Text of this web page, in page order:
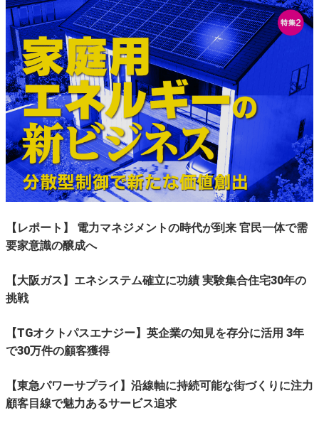
【レポート】 電力マネジメントの時代が到来 官民一体で需
要家意識の醸成へ
【大阪ガス】エネシステム確立に功績 実験集合住宅30年の
挑戦
【TGオクトパスエナジー】英企業の知見を存分に活用 3年
で30万件の顧客獲得
【東急パワーサプライ】沿線軸に持続可能な街づくりに注力
顧客目線で魅力あるサービス追求